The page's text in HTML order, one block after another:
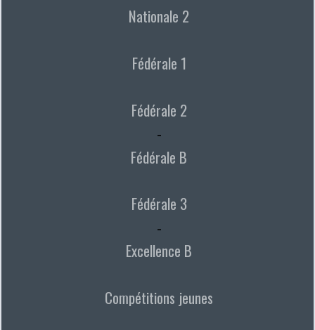
Nationale 2
Fédérale 1
Fédérale 2
-
Fédérale B
Fédérale 3
-
Excellence B
Compétitions jeunes